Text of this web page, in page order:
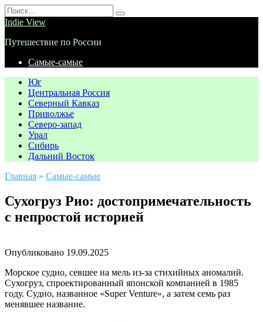
Перейти
к
Search
for:
Indie View
Путешествие по России
Самые-самые
Юг
Центральная Россия
Северный Кавказ
Приволжье
Северо-запад
Урал
Сибирь
Дальний Восток
Главная » Самые-самые
Сухогруз Рио: достопримечательность
с непростой историей
Опубликовано 19.09.2025
Морское судно, севшее на мель из-за стихийных аномалий.
Сухогруз, спроектированный японской компанией в 1985
году. Судно, названное «Super Venture», а затем семь раз
менявшее название.